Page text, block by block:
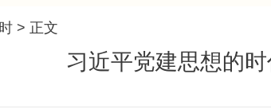
> 正文
习近平党建思想的